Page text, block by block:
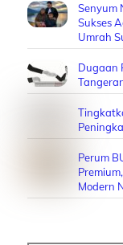
Senyum
Sukses
Umrah
Dugaan
Perum
Modern